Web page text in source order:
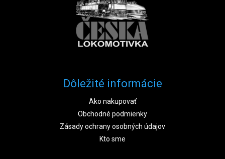
Dôležité informácie
Ako nakupovať
Obchodné podmienky
Zásady ochrany osobných údajov
Kto sme